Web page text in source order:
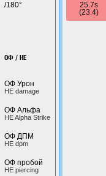
/180°
ОФ / HE
ОФ Урон
HE damage
ОФ Альфа
HE Alpha Strike
ОФ ДПМ
HE dpm
ОФ пробой
HE piercing
25.7s
(23.4)